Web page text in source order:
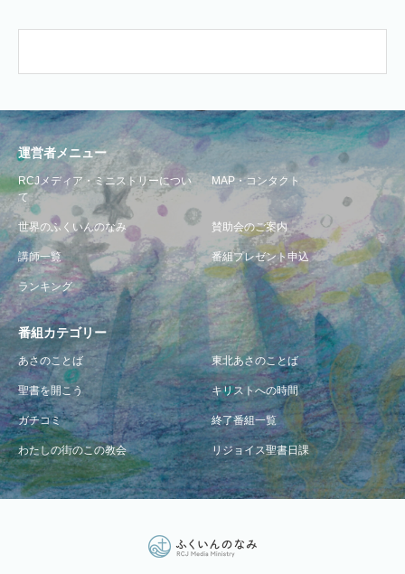
運営者メニュー
RCJメディア・ミニストリーについ
て
MAP・コンタクト
世界のふくいんのなみ 賛助会のご案内
講師一覧 番組プレゼント申込
ランキング
番組カテゴリー
あさのことば 東北あさのことば
聖書を開こう キリストへの時間
ガチコミ 終了番組一覧
わたしの街のこの教会 リジョイス聖書日課